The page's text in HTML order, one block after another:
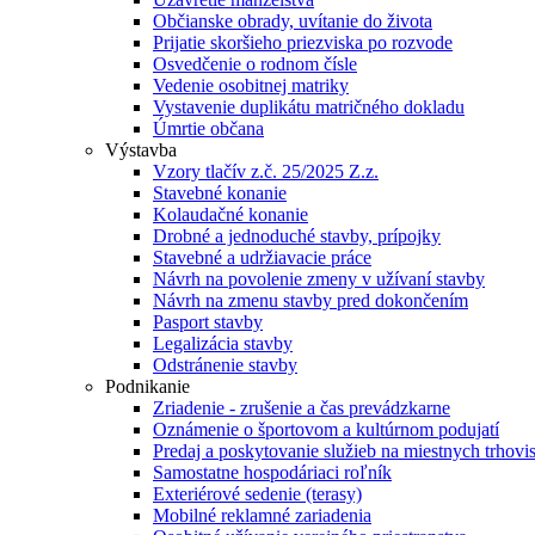
Občianske obrady, uvítanie do života
Prijatie skoršieho priezviska po rozvode
Osvedčenie o rodnom čísle
Vedenie osobitnej matriky
Vystavenie duplikátu matričného dokladu
Úmrtie občana
Výstavba
Vzory tlačív z.č. 25/2025 Z.z.
Stavebné konanie
Kolaudačné konanie
Drobné a jednoduché stavby, prípojky
Stavebné a udržiavacie práce
Návrh na povolenie zmeny v užívaní stavby
Návrh na zmenu stavby pred dokončením
Pasport stavby
Legalizácia stavby
Odstránenie stavby
Podnikanie
Zriadenie - zrušenie a čas prevádzkarne
Oznámenie o športovom a kultúrnom podujatí
Predaj a poskytovanie služieb na miestnych
Samostatne hospodáriaci roľník
Exteriérové sedenie (terasy)
Mobilné reklamné zariadenia